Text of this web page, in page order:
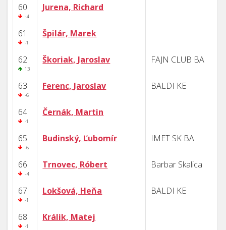
60
-4
Jurena, Richard
61
-1
Špilár, Marek
62
13
Škoriak, Jaroslav FAJN CLUB BA
63
-6
Ferenc, Jaroslav BALDI KE
64
-1
Černák, Martin
65
-6
Budinský, Ľubomír IMET SK BA
66
-4
Trnovec, Róbert Barbar Skalica
67
-1
Lokšová, Heňa BALDI KE
68
-1
Králik, Matej